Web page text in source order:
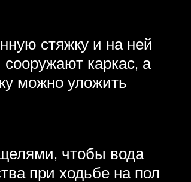
стяжку и на ней
каркас, а
можно уложить
чтобы вода
при ходьбе на пол